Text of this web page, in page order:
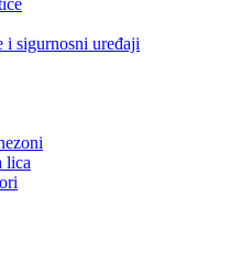
i sigurnosni uređaji
lica